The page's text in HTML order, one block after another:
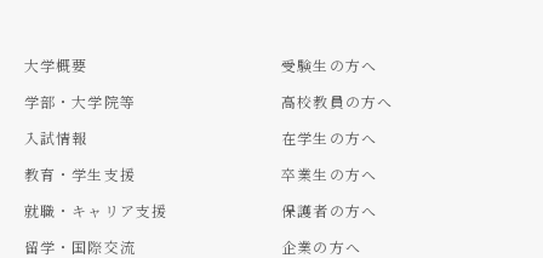
大学概要
学部・大学院等
入試情報
教育・学生支援
就職・キャリア支援
留学・国際交流
受験生の方へ
高校教員の方へ
在学生の方へ
卒業生の方へ
保護者の方へ
企業の方へ